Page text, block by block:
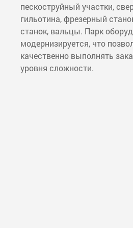
пескоструйный участки,
гильотина, фрезерный
станок, вальцы. Парк
модернизируется, что
качественно выполнять
уровня сложности.